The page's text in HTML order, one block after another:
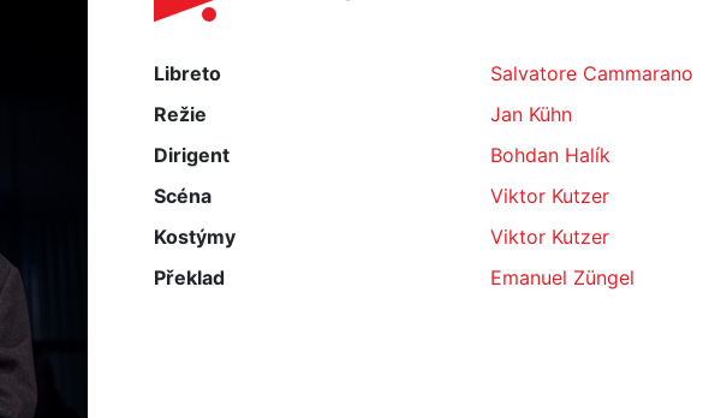
Libreto
Salvatore Cammarano
Režie
Jan Kühn
Dirigent
Bohdan Halík
Scéna
Viktor Kutzer
Kostýmy
Viktor Kutzer
Překlad
Emanuel Züngel